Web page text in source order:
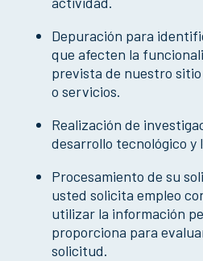
Depuración para
que afecten la
prevista de nuestro
o servicios.
Realización de
desarrollo tecnológico y
Procesamiento de su
usted solicita empleo
utilizar la información
proporciona para
solicitud.